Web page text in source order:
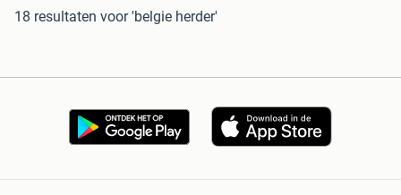
18 resultaten voor 'belgie herder'